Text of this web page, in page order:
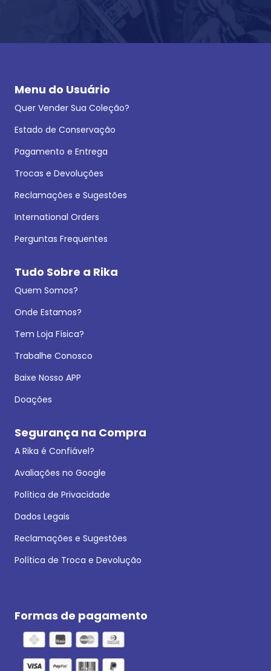
Menu do Usuário
Quer Vender Sua Coleção?
Estado de Conservação
Pagamento e Entrega
Trocas e Devoluções
Reclamações e Sugestões
International Orders
Perguntas Frequentes
Tudo Sobre a Rika
Quem Somos?
Onde Estamos?
Tem Loja Física?
Trabalhe Conosco
Baixe Nosso APP
Doações
Segurança na Compra
A Rika é Confiável?
Avaliações no Google
Política de Privacidade
Dados Legais
Reclamações e Sugestões
Política de Troca e Devolução
Formas de pagamento